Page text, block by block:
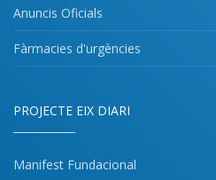
Anuncis Oficials
Fàrmacies d'urgències
PROJECTE EIX DIARI
Manifest Fundacional